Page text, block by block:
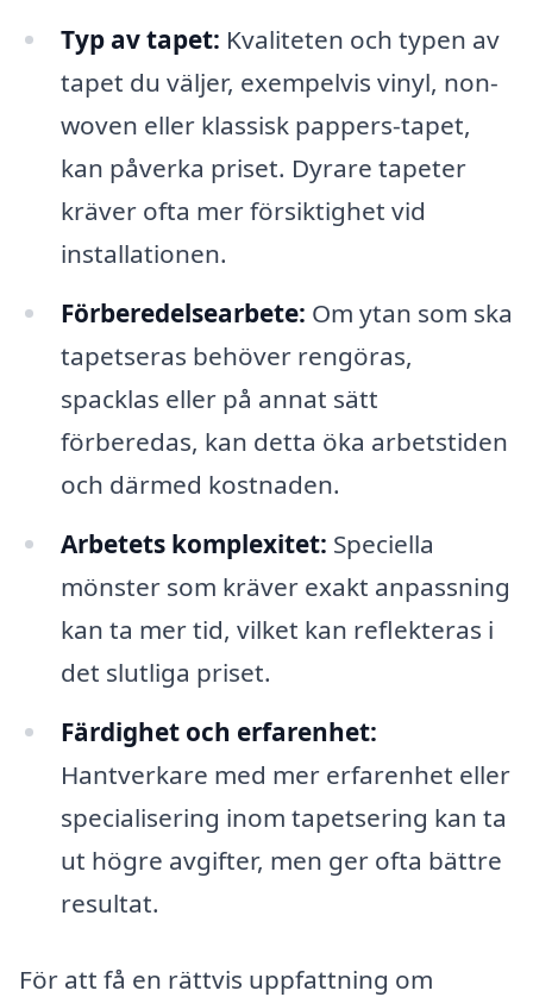
Typ av tapet: Kvaliteten och typen av
tapet du väljer, exempelvis vinyl, non-
woven eller klassisk pappers-tapet,
kan påverka priset. Dyrare tapeter
kräver ofta mer försiktighet vid
installationen.
Förberedelsearbete: Om ytan som ska
tapetseras behöver rengöras,
spacklas eller på annat sätt
förberedas, kan detta öka arbetstiden
och därmed kostnaden.
Arbetets komplexitet: Speciella
mönster som kräver exakt anpassning
kan ta mer tid, vilket kan reflekteras i
det slutliga priset.
Färdighet och erfarenhet:
Hantverkare med mer erfarenhet eller
specialisering inom tapetsering kan ta
ut högre avgifter, men ger ofta bättre
resultat.
För att få en rättvis uppfattning om